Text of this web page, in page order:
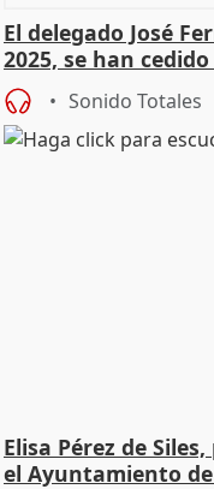
El delegado José
2025, se han
Sonido Totales
Elisa Pérez de
el Ayuntamiento